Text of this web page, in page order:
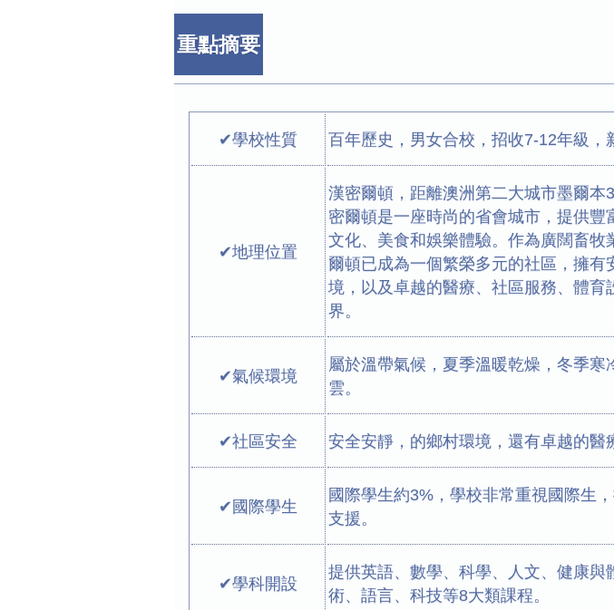
重點摘要
✔學校性質 百年歷史，男女合校，招收7-12年級，
✔地理位置
漢密爾頓，距離澳洲第二大城市墨爾本
密爾頓是一座時尚的省會城市，提供豐
文化、美食和娛樂體驗。作為廣闊畜牧
爾頓已成為一個繁榮多元的社區，擁有
境，以及卓越的醫療、社區服務、體育
界。
✔氣候環境
屬於溫帶氣候，夏季溫暖乾燥，冬季寒
雲。
✔社區安全 安全安靜，的鄉村環境，還有卓越的醫
✔國際學生
國際學生約3%，學校非常重視國際生
支援。
✔學科開設
提供英語、數學、科學、人文、健康與
術、語言、科技等8大類課程。